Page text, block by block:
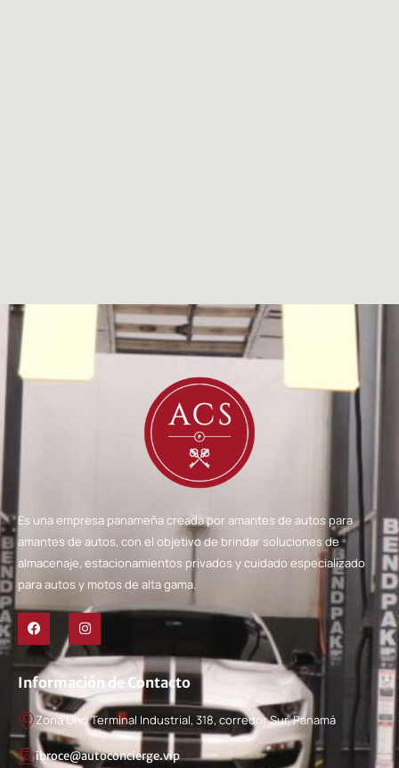
Es una empresa panameña creada por amantes de autos para
amantes de autos, con el objetivo de brindar soluciones de
almacenaje, estacionamientos privados y cuidado especializado
para autos y motos de alta gama.
Información de Contacto
Zona Uno Terminal Industrial, 318, corredor Sur, Panamá
ibroce@autoconcierge.vip